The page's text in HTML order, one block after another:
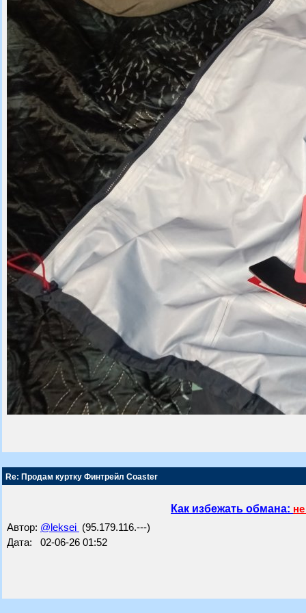
Re: Продам куртку Финтрейл Coaster
Как избежать обмана:
Автор: @leksei (95.179.116.---)
Дата: 02-06-26 01:52